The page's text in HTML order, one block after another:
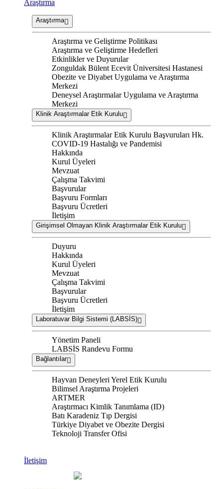
Araştırma
Araştırma
Araştırma ve Geliştirme Politikası
Araştırma ve Geliştirme Hedefleri
Etkinlikler ve Duyurular
Zonguldak Bülent Ecevit Üniversitesi Hastanesi
Obezite ve Diyabet Uygulama ve Araştırma
Merkezi
Deneysel Araştırmalar Uygulama ve Araştırma
Merkezi
Klinik Araştırmalar Etik Kurulu
Klinik Araştırmalar Etik Kurulu Başvuruları Hk.
COVID-19 Hastalığı ve Pandemisi
Hakkında
Kurul Üyeleri
Mevzuat
Çalışma Takvimi
Başvurular
Başvuru Formları
Başvuru Ücretleri
İletişim
Girişimsel Olmayan Klinik Araştırmalar Etik Kurulu
Duyuru
Hakkında
Kurul Üyeleri
Mevzuat
Çalışma Takvimi
Başvurular
Başvuru Ücretleri
İletişim
Laboratuvar Bilgi Sistemi (LABSİS)
Yönetim Paneli
LABSİS Randevu Formu
Bağlantılar
Hayvan Deneyleri Yerel Etik Kurulu
Bilimsel Araştırma Projeleri
ARTMER
Araştırmacı Kimlik Tanımlama (ID)
Batı Karadeniz Tıp Dergisi
Türkiye Diyabet ve Obezite Dergisi
Teknoloji Transfer Ofisi
İletişim